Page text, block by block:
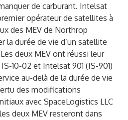
de carburant. Intelsat
opérateur de satellites à
des MEV de Northrop
la durée de vie d’un satellite
deux MEV ont réussi leur
10-02 et Intelsat 901 (IS-901)
au-delà de la durée de vie
des modifications
avec SpaceLogistics LLC
deux MEV resteront dans